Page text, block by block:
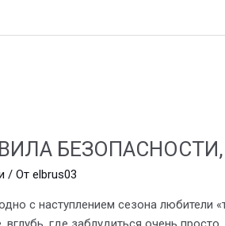
/ Отelbrus03
с наступлением сезона любители